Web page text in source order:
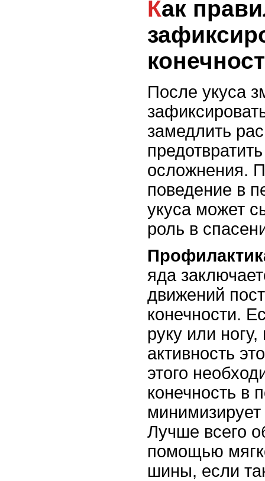
Как правильно
После укуса
замедлить
осложнения.
поведение в
укуса может
роль в
яда
движений
конечности.
руку или
активность
этого
конечность в
Лучше всего
помощью
шины, если